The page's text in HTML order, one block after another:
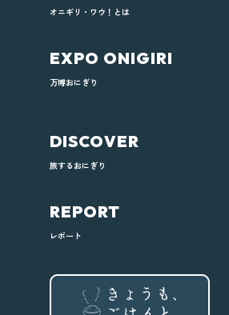
オニギリ・ワウ！とは
EXPO ONIGIRI
万博おにぎり
DISCOVER
旅するおにぎり
REPORT
レポート